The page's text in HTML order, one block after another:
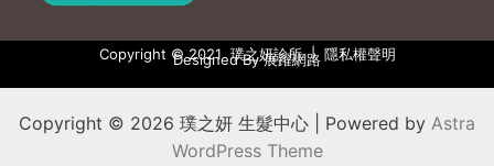
Copyright © 2021 璞之妍診所 | 隱私權聲明
Designed By 展躍網路
Copyright © 2026 璞之妍 生髮中心 | Powered by Astra
WordPress Theme